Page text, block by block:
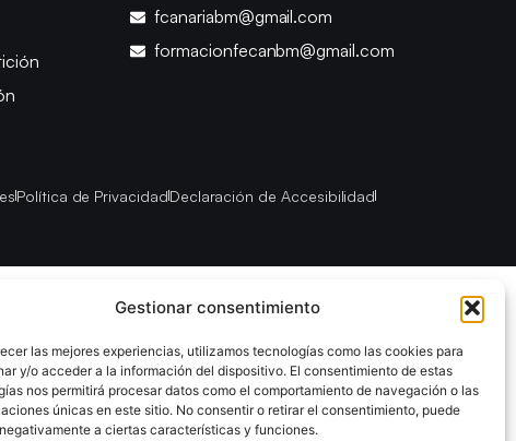
Gestionar consentimiento
las mejores experiencias, utilizamos tecnologías como las cookies para
y/o acceder a la información del dispositivo. El consentimiento de estas
nos permitirá procesar datos como el comportamiento de navegación o las
únicas en este sitio. No consentir o retirar el consentimiento, puede
a ciertas características y funciones.
fcanariabm@gmail.com
formacionfecanbm@gmail.com
Política de PrivacidadDeclaración de Accesibilidad